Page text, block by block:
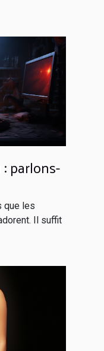
parlons-
que les
Il suffit